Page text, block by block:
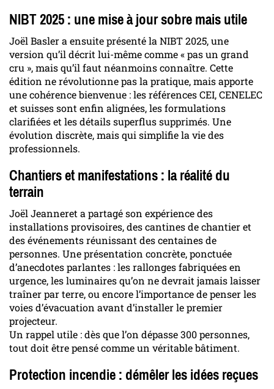
NIBT 2025 : une mise à jour sobre mais utile
Joël Basler a ensuite présenté la NIBT 2025, une
version qu’il décrit lui-même comme « pas un grand
cru », mais qu’il faut néanmoins connaître. Cette
édition ne révolutionne pas la pratique, mais apporte
une cohérence bienvenue : les références CEI, CENELEC
et suisses sont enfin alignées, les formulations
clarifiées et les détails superflus supprimés. Une
évolution discrète, mais qui simplifie la vie des
professionnels.
Chantiers et manifestations : la réalité du
terrain
Joël Jeanneret a partagé son expérience des
installations provisoires, des cantines de chantier et
des événements réunissant des centaines de
personnes. Une présentation concrète, ponctuée
d’anecdotes parlantes : les rallonges fabriquées en
urgence, les luminaires qu’on ne devrait jamais laisser
traîner par terre, ou encore l’importance de penser les
voies d’évacuation avant d’installer le premier
projecteur.
Un rappel utile : dès que l’on dépasse 300 personnes,
tout doit être pensé comme un véritable bâtiment.
Protection incendie : démêler les idées reçues